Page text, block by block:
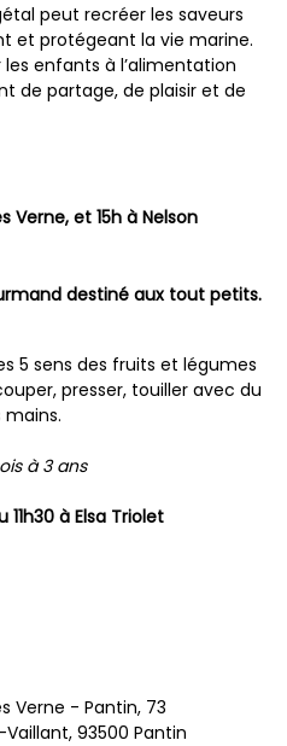
peut recréer les saveurs
et protégeant la vie marine.
enfants à l’alimentation
de partage, de plaisir et de
Verne, et 15h à Nelson
destiné aux tout petits.
5 sens des fruits et légumes
presser, touiller avec du
à 3 ans
11h30 à Elsa Triolet
Verne - Pantin, 73
93500 Pantin